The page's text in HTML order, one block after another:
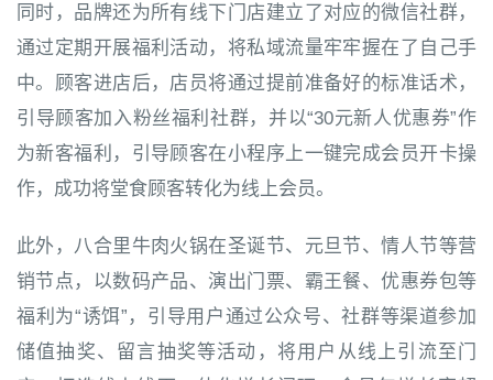
同时，品牌还为所有线下门店建立了对应的微信社群，
通过定期开展福利活动，将私域流量牢牢握在了自己手
中。顾客进店后，店员将通过提前准备好的标准话术，
引导顾客加入粉丝福利社群，并以“30元新人优惠券”作
为新客福利，引导顾客在小程序上一键完成会员开卡操
作，成功将堂食顾客转化为线上会员。
此外，八合里牛肉火锅在圣诞节、元旦节、情人节等营
销节点，以数码产品、演出门票、霸王餐、优惠券包等
福利为“诱饵”，引导用户通过公众号、社群等渠道参加
储值抽奖、留言抽奖等活动，将用户从线上引流至门